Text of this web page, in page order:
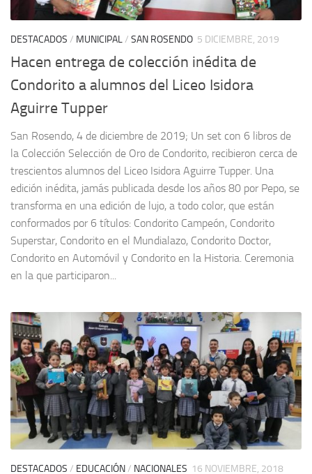
DESTACADOS / MUNICIPAL/ SAN ROSENDO 5 DICIEMBRE, 2019
Hacen entrega de colección inédita de
Condorito a alumnos del Liceo Isidora
Aguirre Tupper
San Rosendo, 4 de diciembre de 2019; Un set con 6 libros de
la Colección Selección de Oro de Condorito, recibieron cerca de
trescientos alumnos del Liceo Isidora Aguirre Tupper. Una
edición inédita, jamás publicada desde los años 80 por Pepo, se
transforma en una edición de lujo, a todo color, que están
conformados por 6 títulos: Condorito Campeón, Condorito
Superstar, Condorito en el Mundialazo, Condorito Doctor,
Condorito en Automóvil y Condorito en la Historia. Ceremonia
en la que participaron...
DESTACADOS / EDUCACIÓN/ NACIONALES 16 NOVIEMBRE, 2018